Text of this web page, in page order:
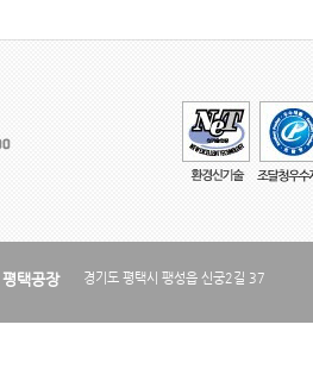
평택공장 경기도 평택시 팽성읍 신궁2길 37